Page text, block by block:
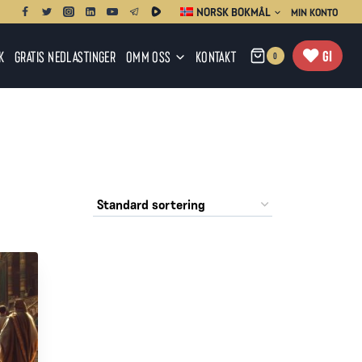
NORSK BOKMÅL MIN KONTO
GRATIS NEDLASTINGER OMM OSS KONTAKT 0 GI